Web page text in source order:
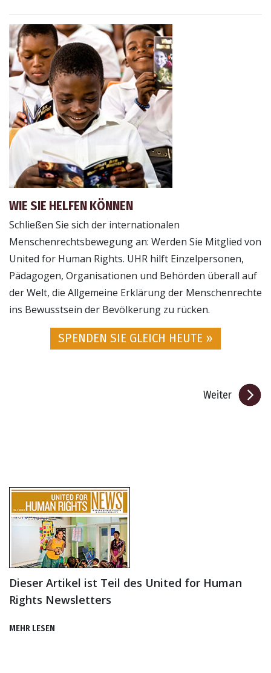
WIE SIE HELFEN KÖNNEN
Schließen Sie sich der internationalen
Menschenrechtsbewegung an: Werden Sie Mitglied von
United for Human Rights. UHR hilft Einzelpersonen,
Pädagogen, Organisationen und Behörden überall auf
der Welt, die Allgemeine Erklärung der Menschenrechte
ins Bewusstsein der Bevölkerung zu rücken.
SPENDEN SIE GLEICH HEUTE »
Weiter
Dieser Artikel ist Teil des United for Human
Rights Newsletters
MEHR LESEN